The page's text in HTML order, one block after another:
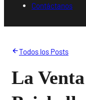
Contáctanos
Todos los Posts
La